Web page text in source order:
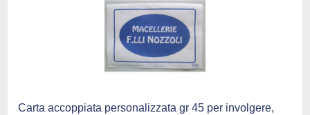
Carta accoppiata personalizzata gr 45 per involgere,